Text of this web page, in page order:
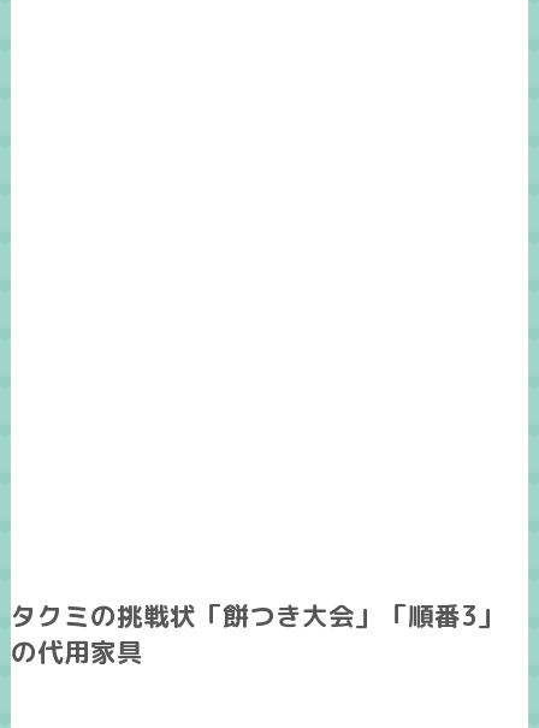
タクミの挑戦状「餅つき大会」「順番3」
の代用家具